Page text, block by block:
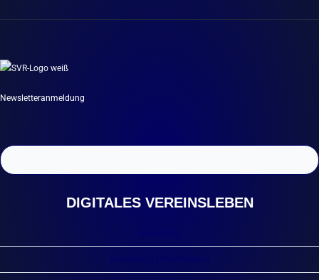
Newsletteranmeldung
DIGITALES VEREINSLEBEN